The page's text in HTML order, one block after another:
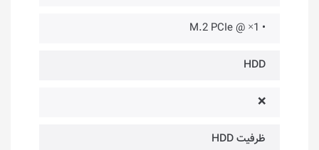
• 1× @ M.2 PCIe
HDD
❌
ظرفیت HDD